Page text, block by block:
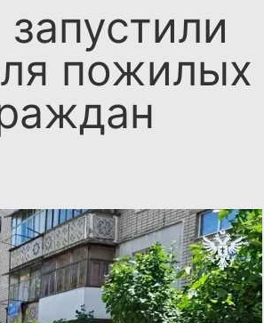
пожилых